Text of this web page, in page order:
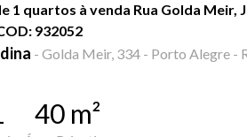
1 quartos à venda Rua Golda Meir,
932052
- Golda Meir, 334 - Porto Alegre -
40 m²